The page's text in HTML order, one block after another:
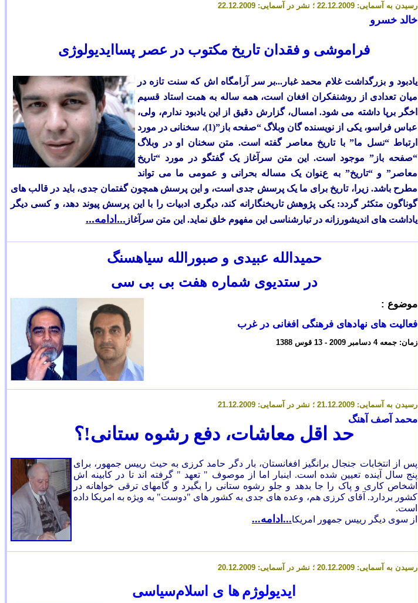
رسیدن به آسمایی: 2 2.12.2009 ؛ نشر در آسمایی: 2 2.12.2009
خالد خسرو
فراموشی و فقدان تاریخ مکتوب در عصر پساایدیولوژی
یادبود و بزرگداشت غلام محمد غبار...بر سر آرامگاه اش که سنت تازه در
میان تعدادی از روشنفکران افغان است، همه ساله به همت استاد قسیم
اخگر برپا داشته می شود. امسال، گزارش دقیق از این یادبود ندارم، ولی،
عباس فراسو، یکی از نویسنده گان وبلاگ “صفحه باز”(1)، سخنانی در مورد
ارتباط “نسل ما” با تاریخ معاصر گفته است. متن سخنان او در وبلاگ
“صفحه باز” موجود است. این متن سرآغاز یک گفتگو در مورد “تاریخ
معاصر” و “تاریخ” به عنوان یک مساله بحرانی و عمومی ما می تواند
مطرح باشد. زیرا، تاریخ برای ما یک پرسش جدی است، و این پرسش همچون گفتمان جدی، باید در قالب های
گوناگون متکثر گردد: یکی پژوهش تاریخنگارانه کند، دیگری ادبیات را با این پرسش پیوند دهد، و کسی دیگر
یاداشت های اندیشورزانه در تبارشناسی این مفهوم خلق نماید. این متن سرآغاز ...ادامه...
حمید الله عبیدی و صبورالله سیاهسنگ
در ستدیوی شماره هفت بی بی سی
موضوع :
فعالیت های نهادهای فرهنگی افغانی در غرب
زمان: جمعه 4 دسامبر 2009 - 13 قوس
رسیدن به آسمایی: 2 1.12.2009 ؛ نشر در آسمایی: 2 1.12.2009
محمد آصف آهنگ
حد اقل معاشات، دفع رشوه ستانی!؟
پس از انتخابات جنجال برانگیز افغانستان، بار دگر حامد کرزی به حیث رییس جمهور، برای
پنج سال آینده تعیین شده است. اینبار اما از موصوف " تعهد " گرفته اند تا در کابینه اش
اشخاص کاری و پاک را جا بدهد و جلو رشوه ستانی را بگیرد و گامهای ترقی خواهانه در
کشور بردارد. آقای کرزی هم، وعده های جدی به کشور های "دوست" به ویژه به امریکا داده
است.
از سوی دیگر رییس جمهور امریکا...ادامه...
رسیدن به آسمایی: 20.12.2009 ؛ نشر در آسمایی: 20.12.2009
ایدیولوژمها ی اسلام‌سیاسی